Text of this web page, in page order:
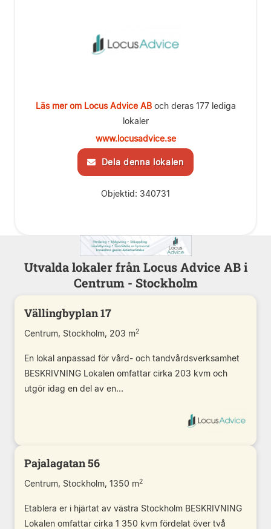
Läs mer om Locus Advice ABoch deras 177 lediga
lokaler
www.locusadvice.se
Dela denna lokalen
Objektid: 340731
Utvalda lokaler från Locus Advice AB i
Centrum - Stockholm
Vällingbyplan 17
Centrum, Stockholm, 203 m2
En lokal anpassad för vård- och tandvårdsverksamhet
BESKRIVNING Lokalen omfattar cirka 203 kvm och
utgör idag en del av en...
Pajalagatan 56
Centrum, Stockholm, 1350 m2
Etablera er i hjärtat av västra Stockholm BESKRIVNING
Lokalen omfattar cirka 1 350 kvm fördelat över två